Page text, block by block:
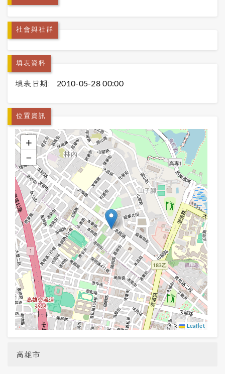
社會與社群
填表資料
填表日期: 2010-05-28 00:00
位置資訊
+
−
Leaflet
高雄市